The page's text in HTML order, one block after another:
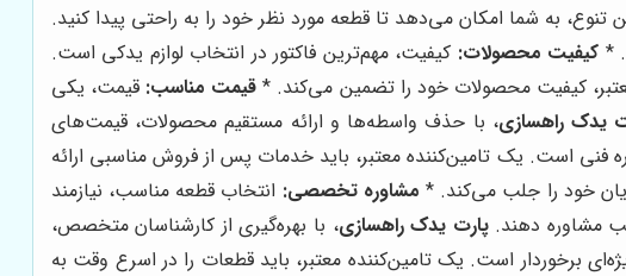
تنوع، به شما امکان می‌دهد تا قطعه مورد نظر خود را به راحتی پیدا کنید.
* کیفیت محصولات: کیفیت، مهم‌ترین فاکتور در انتخاب لوازم یدکی است.
کیفیت محصولات خود را تضمین می‌کند. * قیمت مناسب: قیمت، یکی
یدک راهسازی، با حذف واسطه‌ها و ارائه مستقیم محصولات، قیمت‌های
است. یک تامین‌کننده معتبر، باید خدمات پس از فروش مناسبی ارائه
خود را جلب می‌کند. * مشاوره تخصصی: انتخاب قطعه مناسب، نیازمند
مشاوره دهند.پارت یدک راهسازی، با بهره‌گیری از کارشناسان متخصص،
برخوردار است. یک تامین‌کننده معتبر، باید قطعات را در اسرع وقت به